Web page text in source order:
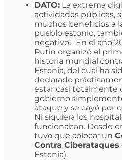
DATO:La extrema
actividades públicas,
muchos beneficios a
pueblo estonio,
negativo… En el año
Putin organizó el
historia mundial
Estonia, del cual ha
declarado
estar casi totalmente
gobierno
ataque y se cayó por
Ni siquiera los
funcionaban. Desde
tuvo que colocar un
Contra Ciberataques
Estonia).